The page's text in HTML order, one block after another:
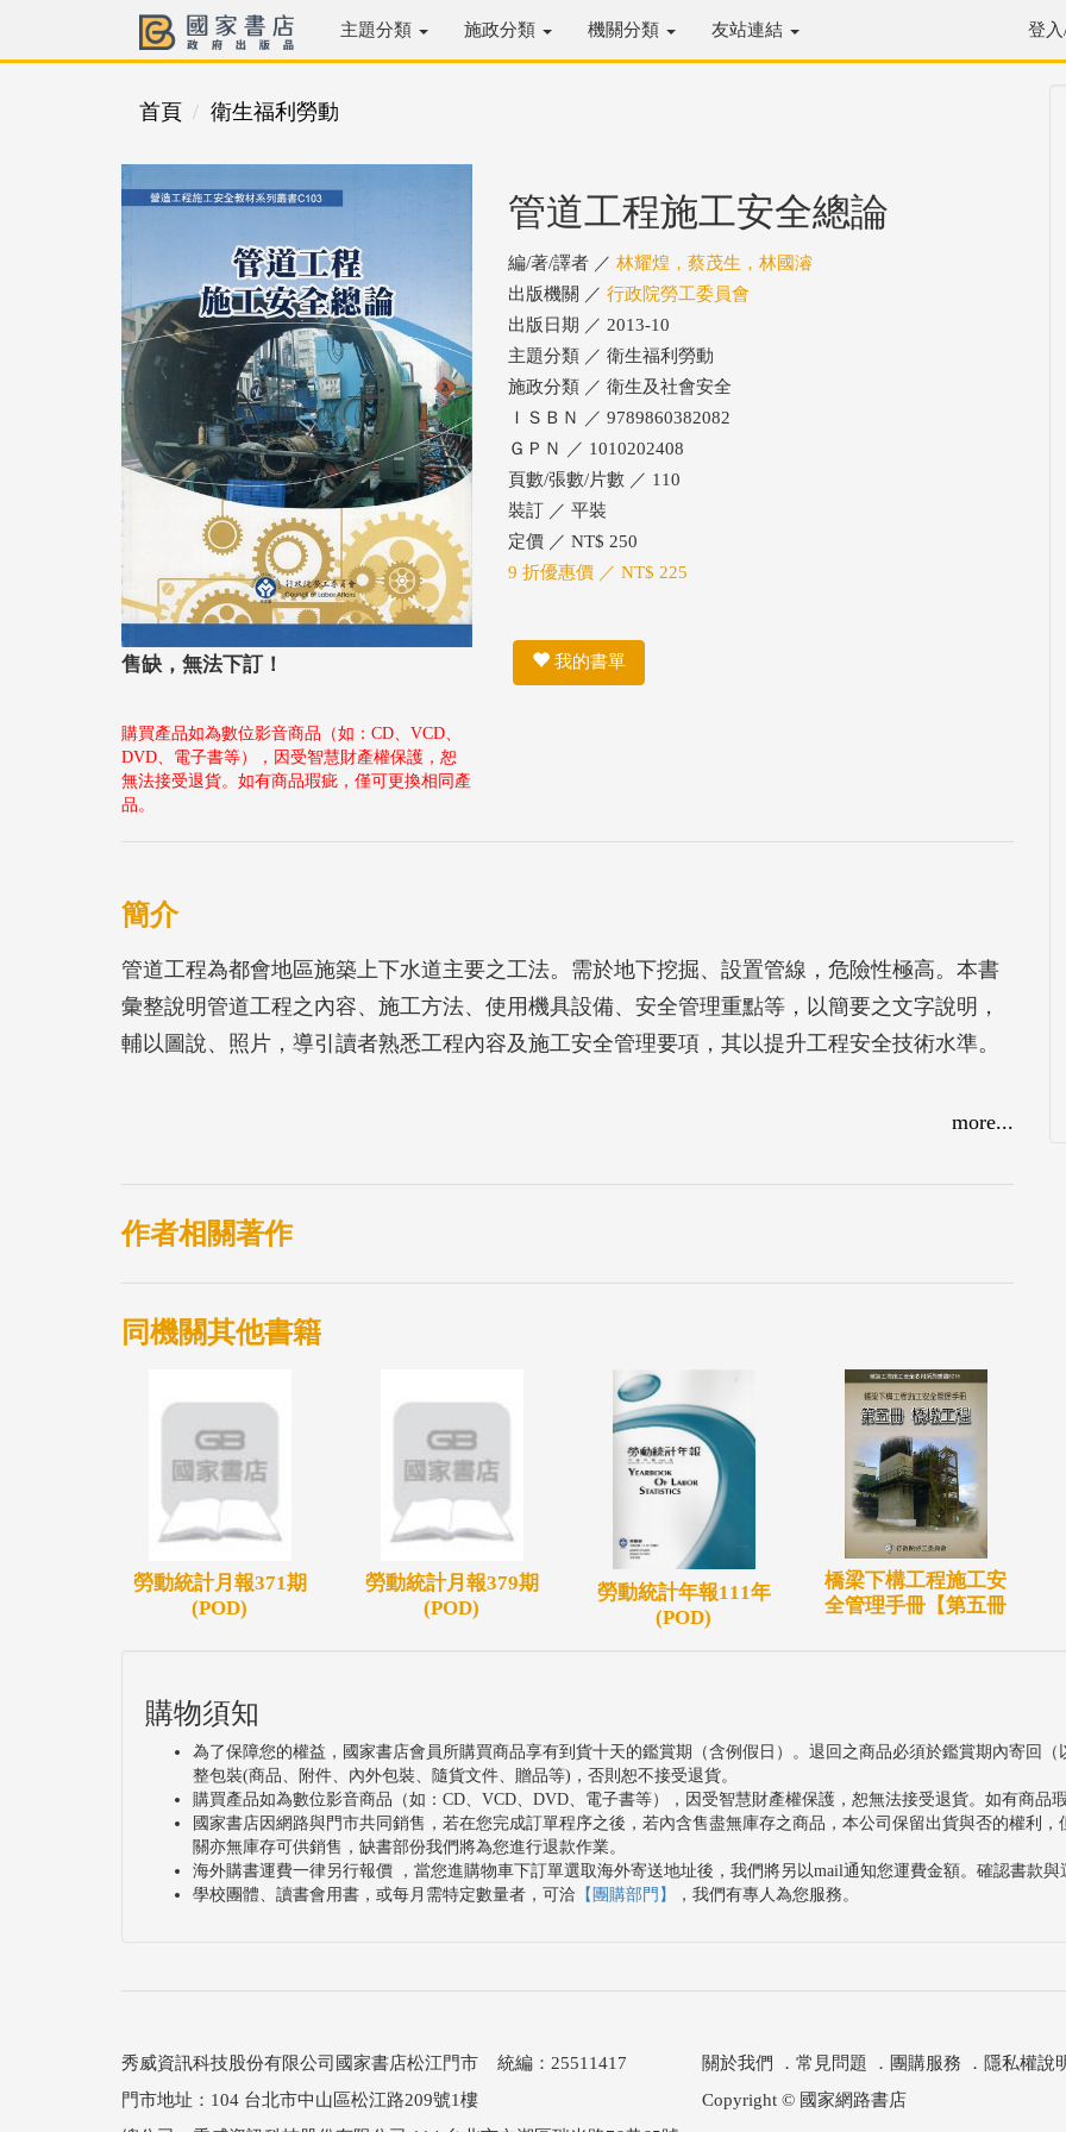
主題分類 施政分類 機關分類 友站連結 登
首頁 衛生福利勞動
售缺，無法下訂！
購買產品如為數位影音商品（如：CD、VCD、
DVD、電子書等），因受智慧財產權保護，恕
無法接受退貨。如有商品瑕疵，僅可更換相同產
品。
管道工程施工安全總論
編/著/譯者 ／ 林耀煌，蔡茂生，林國濬
出版機關 ／ 行政院勞工委員會
出版日期 ／ 2013-10
主題分類 ／ 衛生福利勞動
施政分類 ／ 衛生及社會安全
ＩＳＢＮ ／ 9789860382082
ＧＰＮ ／ 1010202408
頁數/張數/片數 ／ 110
裝訂 ／ 平裝
定價 ／ NT$ 250
9 折優惠價 ／ NT$ 225
我的書單
簡介
管道工程為都會地區施築上下水道主要之工法。需於地下挖掘、設置管線，危險性極高。本書
彙整說明管道工程之內容、施工方法、使用機具設備、安全管理重點等，以簡要之文字說明，
輔以圖說、照片，導引讀者熟悉工程內容及施工安全管理要項，其以提升工程安全技術水準。
more...
作者相關著作
同機關其他書籍
勞動統計月報371期
(POD)
勞動統計月報379期
(POD)
勞動統計年報111年
(POD)
橋梁下構工程施工安
全管理手冊【第五冊
購物須知
為了保障您的權益，國家書店會員所購買商品享有到貨十天的鑑賞期（含例假日）。退回之商品必須於鑑賞期內寄回
整包裝(商品、附件、內外包裝、隨貨文件、贈品等)，否則恕不接受退貨。
購買產品如為數位影音商品（如：CD、VCD、DVD、電子書等），因受智慧財產權保護，恕無法接受退貨。如有商品
國家書店因網路與門市共同銷售，若在您完成訂單程序之後，若內含售盡無庫存之商品，本公司保留出貨與否的權利
關亦無庫存可供銷售，缺書部份我們將為您進行退款作業。
海外購書運費一律另行報價 ，當您進購物車下訂單選取海外寄送地址後，我們將另以mail通知您運費金額。確認書款
學校團體、讀書會用書，或每月需特定數量者，可洽 【團購部門】 ，我們有專人為您服務。
秀威資訊科技股份有限公司國家書店松江門市 統編：25511417
門市地址：104 台北市中山區松江路209號1樓
關於我們 ． 常見問題 ． 團購服務 ． 隱私權說
Copyright © 國家網路書店